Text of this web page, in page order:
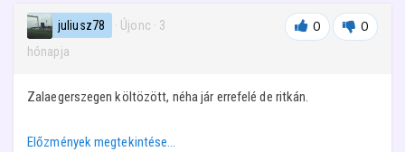
juliusz78 · Újonc · 3
hónapja
0 0
Zalaegerszegen költözött, néha jár errefelé de ritkán.
Előzmények megtekintése…